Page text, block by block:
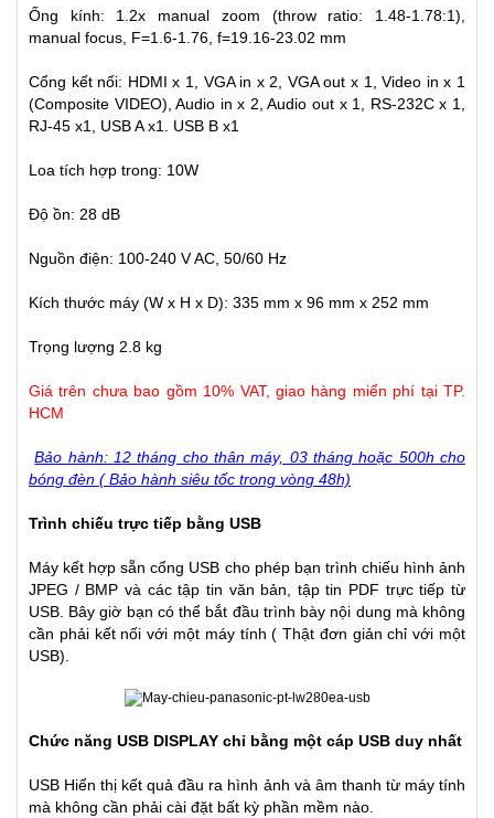
Ống kính: 1.2x manual zoom (throw ratio: 1.48-1.78:1),
manual focus, F=1.6-1.76, f=19.16-23.02 mm
Cổng kết nối: HDMI x 1, VGA in x 2, VGA out x 1, Video in x 1
(Composite VIDEO), Audio in x 2, Audio out x 1, RS-232C x 1,
RJ-45 x1, USB A x1. USB B x1
Loa tích hợp trong: 10W
Độ ồn: 28 dB
Nguồn điện: 100-240 V AC, 50/60 Hz
Kích thước máy (W x H x D): 335 mm x 96 mm x 252 mm
Trọng lượng 2.8 kg
Giá trên chưa bao gồm 10% VAT, giao hàng miển phí tại TP.
HCM
Bảo hành: 12 tháng cho thân máy, 03 tháng hoặc 500h cho
bóng đèn ( Bảo hành siêu tốc trong vòng 48h)
Trình chiếu trực tiếp bằng USB
Máy kết hợp sẵn cổng USB cho phép bạn trình chiếu hình ảnh
JPEG / BMP và các tập tin văn bản, tập tin PDF trực tiếp từ
USB. Bây giờ bạn có thể bắt đầu trình bày nội dung mà không
cần phải kết nối với một máy tính ( Thật đơn giản chỉ với một
USB).
Chức năng USB DISPLAY chỉ bằng một cáp USB duy nhất
USB Hiển thị kết quả đầu ra hình ảnh và âm thanh từ máy tính
mà không cần phải cài đặt bất kỳ phần mềm nào.